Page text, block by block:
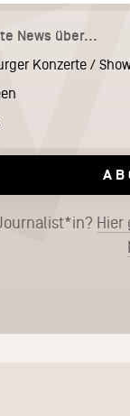
News über...
Konzerte /
Hier